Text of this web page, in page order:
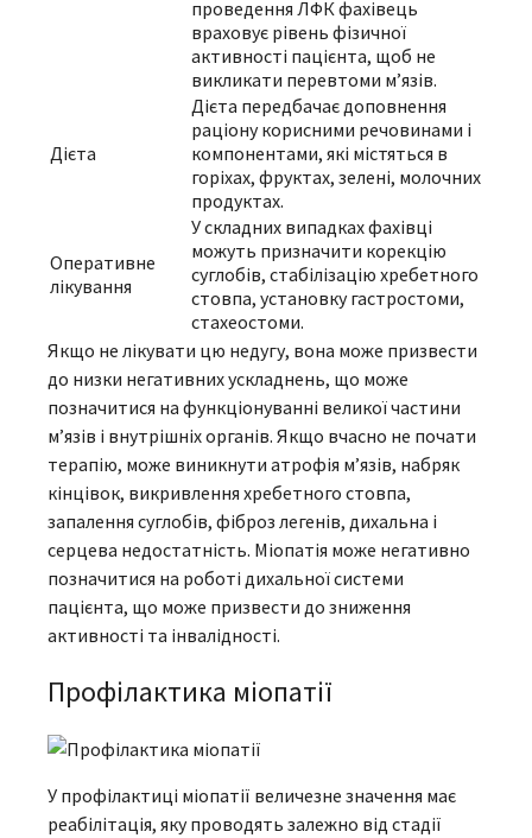
проведення ЛФК фахівець
враховує рівень фізичної
активності пацієнта, щоб не
викликати перевтоми м’язів.
Дієта
Дієта передбачає доповнення
раціону корисними речовинами і
компонентами, які містяться в
горіхах, фруктах, зелені, молочних
продуктах.
Оперативне
лікування
У складних випадках фахівці
можуть призначити корекцію
суглобів, стабілізацію хребетного
стовпа, установку гастростоми,
стахеостоми.
Якщо не лікувати цю недугу, вона може призвести
до низки негативних ускладнень, що може
позначитися на функціонуванні великої частини
м’язів і внутрішніх органів. Якщо вчасно не почати
терапію, може виникнути атрофія м’язів, набряк
кінцівок, викривлення хребетного стовпа,
запалення суглобів, фіброз легенів, дихальна і
серцева недостатність. Міопатія може негативно
позначитися на роботі дихальної системи
пацієнта, що може призвести до зниження
активності та інвалідності.
Профілактика міопатії
У профілактиці міопатії величезне значення має
реабілітація, яку проводять залежно від стадії